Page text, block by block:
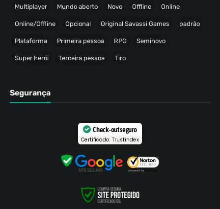
Multiplayer Mundo aberto Novo Offline Online
Online/Offline Opcional Original Savassi Games padrão
Plataforma Primeira pessoa RPG Seminovo
Super herói Terceira pessoa Tiro
Segurança
Check-out seguro
Certificado: Trustindex